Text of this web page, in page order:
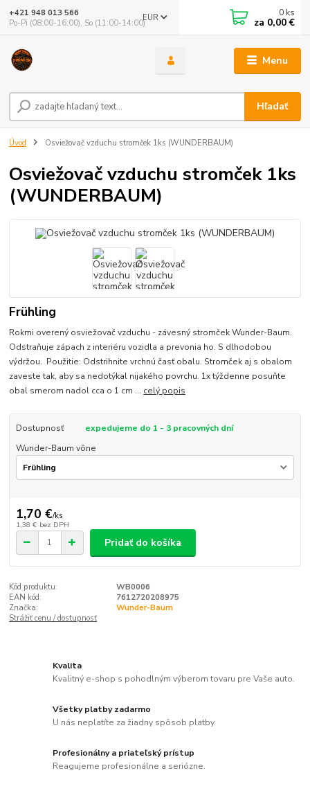
Menu
EUR
Hľadať
+421 948 013 566
Po-Pi (08:00-16:00), So (11:00-14:00)
0 ks
za 0,00 €
Úvod Osviežovač vzduchu stromček 1ks (WUNDERBAUM)
Osviežovač vzduchu stromček 1ks
(WUNDERBAUM)
Frühling
Rokmi overený osviežovač vzduchu - závesný stromček Wunder-Baum.
Odstraňuje zápach z interiéru vozidla a prevonia ho. S dlhodobou
výdržou. Použitie: Odstrihnite vrchnú časť obalu. Stromček aj s obalom
zaveste tak, aby sa nedotýkal nijakého povrchu. 1x týždenne posuňte
obal smerom nadol cca o 1 cm ... celý popis
Dostupnosť
expedujeme do 1 - 3 pracovných dní
Wunder-Baum vône
1,70 €/ks
1,38 € bez DPH
Pridať do košíka
Kód produktu:
WB0006
EAN kód:
7612720208975
Značka:
Wunder-Baum
Strážiť cenu / dostupnosť
Kvalita
Kvalitný e-shop s pohodlným výberom tovaru pre Vaše auto.
Všetky platby zadarmo
U nás neplatíte za žiadny spôsob platby.
Profesionálny a priateľský prístup
Reagujeme profesionálne a seriózne.